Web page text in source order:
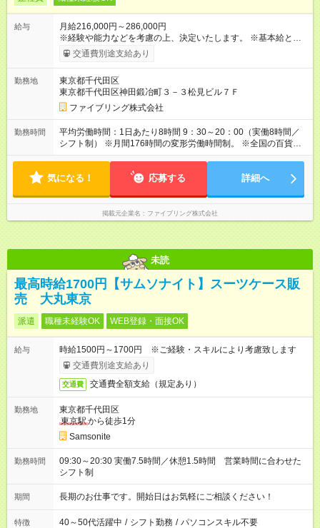
給与
月給216,000円～286,000円
※経験や能力などを考慮の上、決定いたします。 ※基本給とは別
に、出張手当・宿泊手当を支給いたします。 出張手当 3,000
円/1回 宿泊手当 1,000円/1泊 （宿泊を伴う出張イベント勤務
合 ・出張手当：9,000円 ・宿泊手当：21,000円 ⇒合計：30,000
円／月 基本給216,000円の場合、出張宿泊手当と合わせると月
給246,000円になります！ ※詳細は当社HPをご参照ください。
https://www.fivering.jp/ 【試用期間】試用期間あり 試用期間の長
さ：6ヶ月 ※ 雇用形態と給与に、本採用時と異なる部分がありま
す。 雇用形態：中途採用（契約社員） 給与：本採用時と同じで
交通費別途支給あり
勤務地
東京都千代田区
東京都千代田区神田鍛冶町３－３松見ビル７Ｆ
ファイブリング株式会社
勤務時間
平均労働時間：1日あたり8時間 9：30～20：00（実働8時間／
シフト制） ※月間176時間の変形労働時間制。 ※全国の百貨店に
より終業が19時や21時までのシフトがあります。 ※1回の催事
で、仕事終わりに観光やグルメ探索に出かけるなど、旅好きの
時間 9：30～20：00（実働8時間／シフト制） ※月間176時間の
変形労働時間制。 ※全国の百貨店により終業が19時や21時まで
のシフトがあります。 ※1回の催事は概ね7日間となります。 ※
気になる！ 応募する 詳細へ
掲載元企業名 ファイブリング株式会社
未読
最高時給1700円【サムソナイト】スーツケース販
売 大丸東京
派遣 職種未経験OK WEB登録・面接OK
給与
時給1500円～1700円 ※ご経験・スキルにより考慮致します
交通費別途支給あり
交通費 交通費全額支給（規定あり）
勤務地
東京都千代田区
東京駅から徒歩1分
Samsonite
勤務時間
09:30～20:30 実働7.5時間／休憩1.5時間 営業時間に合わせた
シフト制
期間 長期のお仕事です。開始日はお気軽にご相談ください！
特徴 40～50代活躍中 / シフト勤務 / パソコンスキル不要